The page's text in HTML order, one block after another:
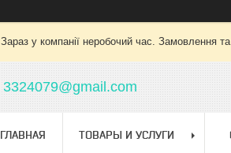
Зараз у компанії неробочий час. Замовлення
3324079@gmail.com
ГЛАВНАЯ ТОВАРЫ И УСЛУГИ